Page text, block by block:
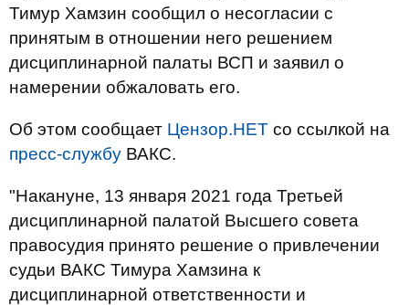
Тимур Хамзин сообщил о несогласии с
принятым в отношении него решением
дисциплинарной палаты ВСП и заявил о
намерении обжаловать его.
Об этом сообщает Цензор.НЕТ со ссылкой на
пресс-службу ВАКС.
"Накануне, 13 января 2021 года Третьей
дисциплинарной палатой Высшего совета
правосудия принято решение о привлечении
судьи ВАКС Тимура Хамзина к
дисциплинарной ответственности и